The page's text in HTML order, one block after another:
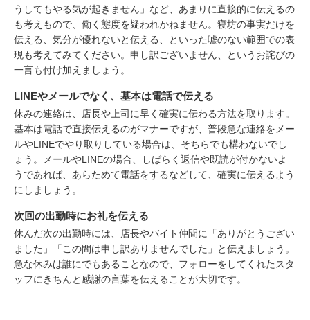
うしてもやる気が起きません」など、あまりに直接的に伝えるの
も考えもので、働く態度を疑われかねません。寝坊の事実だけを
伝える、気分が優れないと伝える、といった嘘のない範囲での表
現も考えてみてください。申し訳ございません、というお詫びの
一言も付け加えましょう。
LINEやメールでなく、基本は電話で伝える
休みの連絡は、店長や上司に早く確実に伝わる方法を取ります。
基本は電話で直接伝えるのがマナーですが、普段急な連絡をメー
ルやLINEでやり取りしている場合は、そちらでも構わないでし
ょう。メールやLINEの場合、しばらく返信や既読が付かないよ
うであれば、あらためて電話をするなどして、確実に伝えるよう
にしましょう。
次回の出勤時にお礼を伝える
休んだ次の出勤時には、店長やバイト仲間に「ありがとうござい
ました」「この間は申し訳ありませんでした」と伝えましょう。
急な休みは誰にでもあることなので、フォローをしてくれたスタ
ッフにきちんと感謝の言葉を伝えることが大切です。